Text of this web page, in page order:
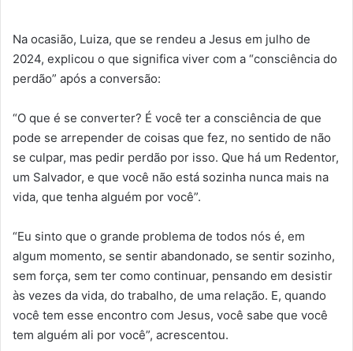
Na ocasião, Luiza, que se rendeu a Jesus em julho de
2024, explicou o que significa viver com a “consciência do
perdão” após a conversão:
“O que é se converter? É você ter a consciência de que
pode se arrepender de coisas que fez, no sentido de não
se culpar, mas pedir perdão por isso. Que há um Redentor,
um Salvador, e que você não está sozinha nunca mais na
vida, que tenha alguém por você”.
“Eu sinto que o grande problema de todos nós é, em
algum momento, se sentir abandonado, se sentir sozinho,
sem força, sem ter como continuar, pensando em desistir
às vezes da vida, do trabalho, de uma relação. E, quando
você tem esse encontro com Jesus, você sabe que você
tem alguém ali por você”, acrescentou.